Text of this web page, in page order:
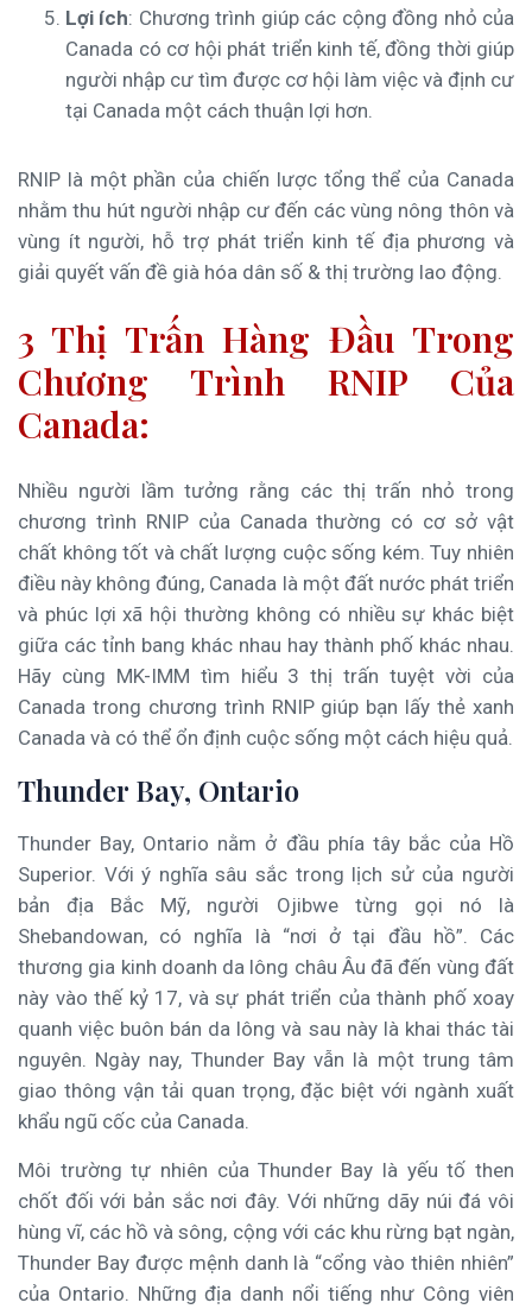
Lợi ích: Chương trình giúp các cộng đồng nhỏ của
Canada có cơ hội phát triển kinh tế, đồng thời giúp
người nhập cư tìm được cơ hội làm việc và định cư
tại Canada một cách thuận lợi hơn.
RNIP là một phần của chiến lược tổng thể của Canada
nhằm thu hút người nhập cư đến các vùng nông thôn và
vùng ít người, hỗ trợ phát triển kinh tế địa phương và
giải quyết vấn đề già hóa dân số & thị trường lao động.
3 Thị Trấn Hàng Đầu Trong
Chương Trình RNIP Của
Canada:
Nhiều người lầm tưởng rằng các thị trấn nhỏ trong
chương trình RNIP của Canada thường có cơ sở vật
chất không tốt và chất lượng cuộc sống kém. Tuy nhiên
điều này không đúng, Canada là một đất nước phát triển
và phúc lợi xã hội thường không có nhiều sự khác biệt
giữa các tỉnh bang khác nhau hay thành phố khác nhau.
Hãy cùng MK-IMM tìm hiểu 3 thị trấn tuyệt vời của
Canada trong chương trình RNIP giúp bạn lấy thẻ xanh
Canada và có thể ổn định cuộc sống một cách hiệu quả.
Thunder Bay, Ontario
Thunder Bay, Ontario nằm ở đầu phía tây bắc của Hồ
Superior. Với ý nghĩa sâu sắc trong lịch sử của người
bản địa Bắc Mỹ, người Ojibwe từng gọi nó là
Shebandowan, có nghĩa là “nơi ở tại đầu hồ”. Các
thương gia kinh doanh da lông châu Âu đã đến vùng đất
này vào thế kỷ 17, và sự phát triển của thành phố xoay
quanh việc buôn bán da lông và sau này là khai thác tài
nguyên. Ngày nay, Thunder Bay vẫn là một trung tâm
giao thông vận tải quan trọng, đặc biệt với ngành xuất
khẩu ngũ cốc của Canada.
Môi trường tự nhiên của Thunder Bay là yếu tố then
chốt đối với bản sắc nơi đây. Với những dãy núi đá vôi
hùng vĩ, các hồ và sông, cộng với các khu rừng bạt ngàn,
Thunder Bay được mệnh danh là “cổng vào thiên nhiên”
của Ontario. Những địa danh nổi tiếng như Công viên